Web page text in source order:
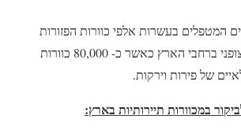
המטפלים בעשרות אלפי כוורות הפזורות
באלפי נקודות מרעה צופני ברחבי הארץ כאשר כ- 80,000 כוורות
של פירות וירקות.
במכוורות תיירותיות בארץ: